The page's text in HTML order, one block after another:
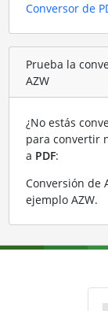
Conversor de
Prueba la
AZW
¿No estás
para convertir
a PDF:
Conversión de
ejemplo AZW.